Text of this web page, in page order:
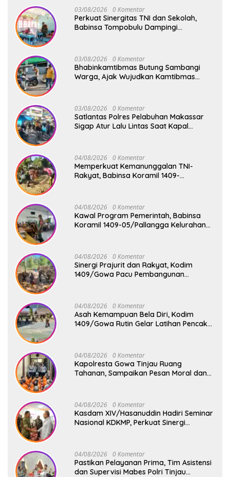
03/08/2026 0 Komentar
Perkuat Sinergitas TNI dan Sekolah,
Babinsa Tompobulu Dampingi
03/08/2026 0 Komentar
Bhabinkamtibmas Butung Sambangi
Warga, Ajak Wujudkan Kamtibmas
03/08/2026 0 Komentar
Satlantas Polres Pelabuhan Makassar
Sigap Atur Lalu Lintas Saat Kapal
04/08/2026 0 Komentar
Memperkuat Kemanunggalan TNI-
Rakyat, Babinsa Koramil 1409-
04/08/2026 0 Komentar
Kawal Program Pemerintah, Babinsa
Koramil 1409-05/Pallangga Kelurahan
04/08/2026 0 Komentar
Sinergi Prajurit dan Rakyat, Kodim
1409/Gowa Pacu Pembangunan
04/08/2026 0 Komentar
Asah Kemampuan Bela Diri, Kodim
1409/Gowa Rutin Gelar Latihan Pencak
04/08/2026 0 Komentar
Kapolresta Gowa Tinjau Ruang
Tahanan, Sampaikan Pesan Moral dan
04/08/2026 0 Komentar
Kasdam XIV/Hasanuddin Hadiri Seminar
Nasional KDKMP, Perkuat Sinergi
04/08/2026 0 Komentar
Pastikan Pelayanan Prima, Tim Asistensi
dan Supervisi Mabes Polri Tinjau